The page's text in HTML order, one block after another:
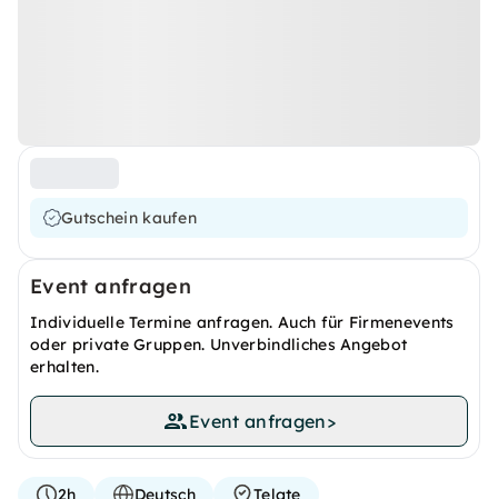
Gutschein kaufen
Event anfragen
Individuelle Termine anfragen. Auch für Firmenevents
oder private Gruppen. Unverbindliches Angebot
erhalten.
Event anfragen>
2h Deutsch Telgte